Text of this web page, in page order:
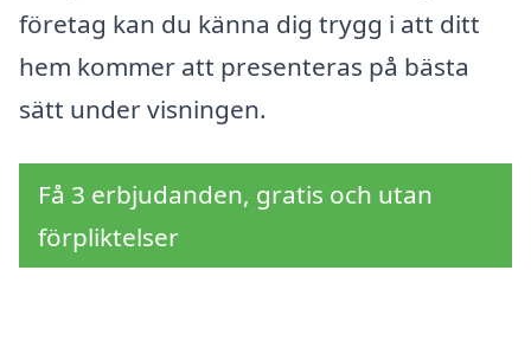
företag kan du känna dig trygg i att ditt
hem kommer att presenteras på bästa
sätt under visningen.
Få 3 erbjudanden, gratis och utan
förpliktelser